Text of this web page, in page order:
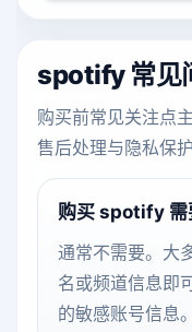
spotify 常见
购买前常见关注点
售后处理与隐私保
购买 spotify 需
通常不需要。大
名或频道信息即
的敏感账号信息。